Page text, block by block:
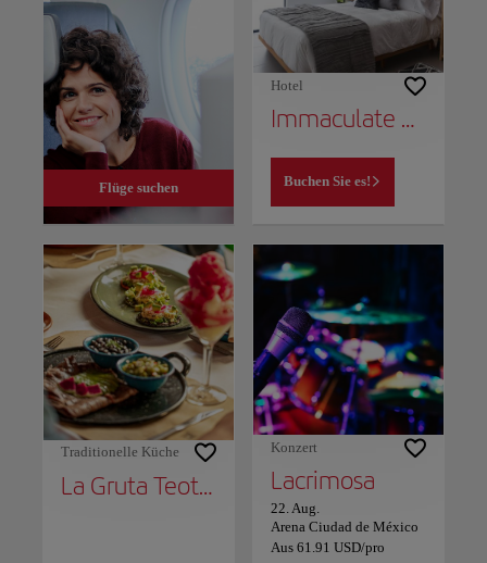
Flüge suchen
Hotel
Immaculate Bucareli Apartment
Buchen Sie es!
Traditionelle Küche
La Gruta Teotihuacan
Konzert
Lacrimosa
22. Aug.
Arena Ciudad de México
Aus 61.91 USD/pro